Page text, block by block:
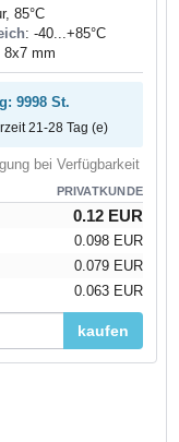
85°C
: -40...+85°C
8x7 mm
9998 St.
21-28 Tag (e)
bei Verfügbarkeit
PRIVATKUNDE
0.12 EUR
0.098 EUR
0.079 EUR
0.063 EUR
kaufen